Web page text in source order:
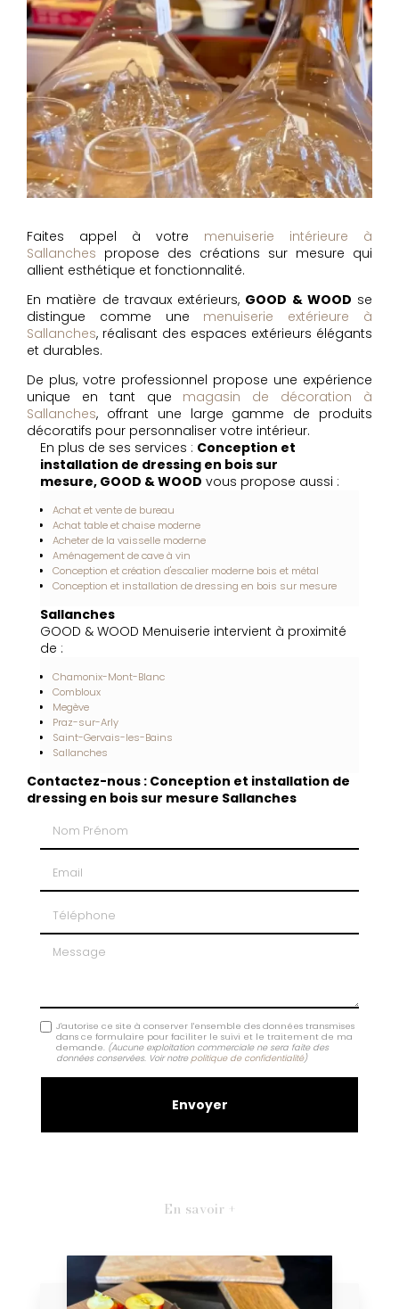
Faites appel à votre menuiserie intérieure à
Sallanches propose des créations sur mesure qui
allient esthétique et fonctionnalité.
En matière de travaux extérieurs, GOOD & WOOD se
distingue comme une menuiserie extérieure à
Sallanches, réalisant des espaces extérieurs élégants
et durables.
De plus, votre professionnel propose une expérience
unique en tant que magasin de décoration à
Sallanches, offrant une large gamme de produits
décoratifs pour personnaliser votre intérieur.
En plus de ses services : Conception et
installation de dressing en bois sur
mesure, GOOD & WOOD vous propose aussi :
Achat et vente de bureau
Achat table et chaise moderne
Acheter de la vaisselle moderne
Aménagement de cave à vin
Conception et création d'escalier moderne bois et métal
Conception et installation de dressing en bois sur mesure
Sallanches
GOOD & WOOD Menuiserie intervient à proximité
de :
Chamonix-Mont-Blanc
Combloux
Megève
Praz-sur-Arly
Saint-Gervais-les-Bains
Sallanches
Contactez-nous : Conception et installation de
dressing en bois sur mesure Sallanches
Message
J'autorise ce site à conserver l'ensemble des données transmises
dans ce formulaire pour faciliter le suivi et le traitement de ma
demande. (Aucune exploitation commerciale ne sera faite des
données conservées. Voir notre politique de confidentialité)
En savoir +